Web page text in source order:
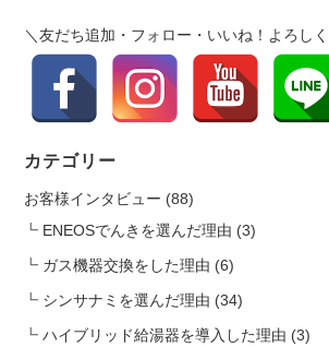
t
n
＼友だち追加・フォロー・いいね！よろし
カテゴリー
お客様インタビュー (88)
ENEOSでんきを選んだ理由 (3)
ガス機器交換をした理由 (6)
シンサナミを選んだ理由 (34)
ハイブリッド給湯器を導入した理由 (3)